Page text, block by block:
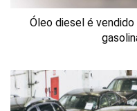
Óleo diesel é